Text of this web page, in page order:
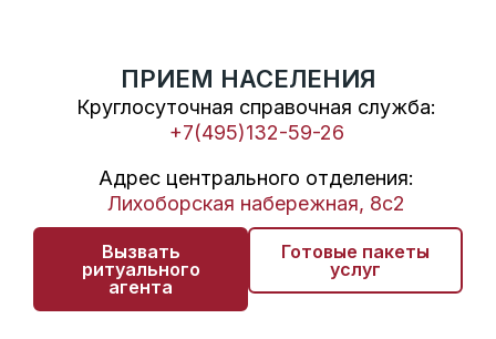
ПРИЕМ НАСЕЛЕНИЯ
Круглосуточная справочная служба:
+7(495)132-59-26
Адрес центрального отделения:
Лихоборская набережная, 8с2
Вызвать
ритуального
агента
Готовые пакеты
услуг